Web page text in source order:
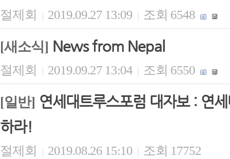
절제회 | 2019.09.27 13:09 | 조회 6548
[새소식] News from Nepal
절제회 | 2019.09.27 13:04 | 조회 6550
[일반] 연세대트루스포럼 대자보 : 연
하라!
절제회 | 2019.08.26 15:10 | 조회 17752